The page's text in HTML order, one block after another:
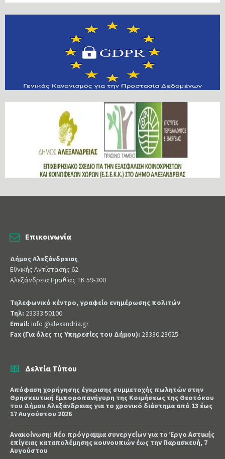
Επικοινωνία
Δήμος Αλεξάνδρειας
Εθνικής Αντίστασης 62
Αλεξάνδρεια Ημαθίας ΤΚ 59-300
Τηλεφωνικό κέντρο, γραφείο ενημέρωσης πολιτών
Τηλ: 23333 50100
Email: info @alexandria.gr
Fax (Για όλες τις Υπηρεσίες του Δήμου): 23330 23625
Δελτία Τύπου
Απόφαση χορήγησης έγκρισης συμμετοχής πωλητών στην
Θρησκευτική Εμποροπανήγυρη της Κοιμήσεως της Θεοτόκου
του Δήμου Αλεξάνδρειας για το χρονικό διάστημα από 13 έως
17 Αυγούστου 2026
Ανακοίνωση: Νέο πρόγραμμα συνεργείων για το Έργο Αστικής
επίγειας καταπολέμησης κουνουπιών έως την Παρασκευή, 7
Αυγούστου